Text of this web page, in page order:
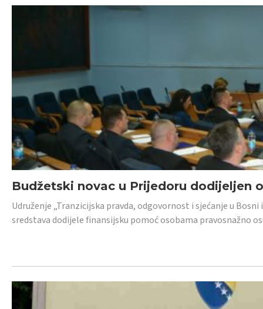
Budžetski novac u Prijedoru dodijeljen
Udruženje „Tranzicijska pravda, odgovornost i sjećanje u
sredstava dodijele finansijsku pomoć osobama pravosnažno